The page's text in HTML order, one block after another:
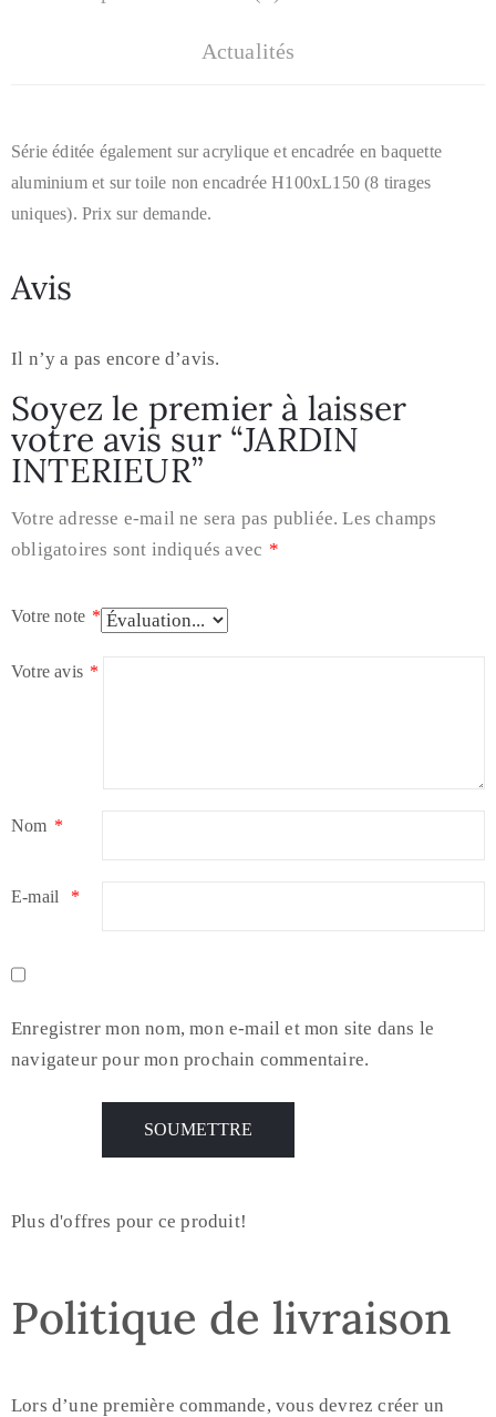
Actualités
Série éditée également sur acrylique et encadrée en baquette
aluminium et sur toile non encadrée H100xL150 (8 tirages
uniques). Prix sur demande.
Avis
Il n’y a pas encore d’avis.
Soyez le premier à laisser
votre avis sur “JARDIN
INTERIEUR”
Votre adresse e-mail ne sera pas publiée. Les champs
obligatoires sont indiqués avec *
Votre note *
Votre avis *
Nom *
E-mail *
Enregistrer mon nom, mon e-mail et mon site dans le
navigateur pour mon prochain commentaire.
Plus d'offres pour ce produit!
Politique de livraison
Lors d’une première commande, vous devrez créer un